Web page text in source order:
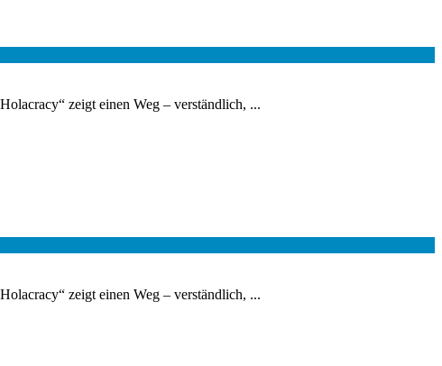
zeigt einen Weg – verständlich, ...
zeigt einen Weg – verständlich, ...